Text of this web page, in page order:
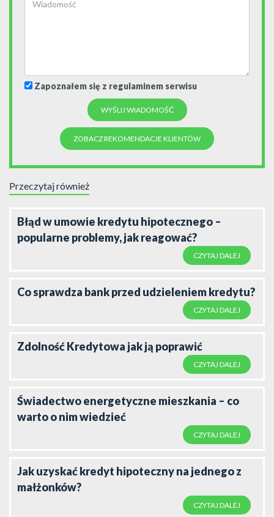
Zapoznałem się z regulaminem serwisu
ZOBACZ REKOMENDACJE KLIENTÓW
Przeczytaj również
Błąd w umowie kredytu hipotecznego –
popularne problemy, jak reagować?
CZYTAJ DALEJ
Co sprawdza bank przed udzieleniem kredytu?
CZYTAJ DALEJ
Zdolność Kredytowa jak ją poprawić
CZYTAJ DALEJ
Świadectwo energetyczne mieszkania – co
warto o nim wiedzieć
CZYTAJ DALEJ
Jak uzyskać kredyt hipoteczny na jednego z
małżonków?
CZYTAJ DALEJ